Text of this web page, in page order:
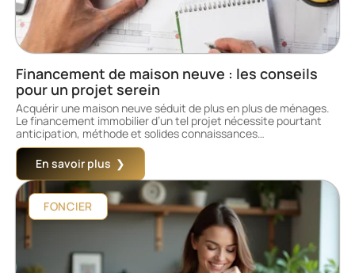
Financement de maison neuve : les conseils
pour un projet serein
Acquérir une maison neuve séduit de plus en plus de ménages.
Le financement immobilier d’un tel projet nécessite pourtant
anticipation, méthode et solides connaissances…
En savoir plus
FONCIER